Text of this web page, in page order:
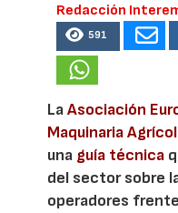
Redacción
591
LaAsociación
Maquinaria
una guía técnica
del sector sobre
operadores